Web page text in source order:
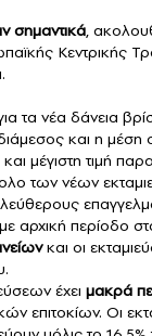
σημαντικά,
Κεντρικής
τα νέα δάνεια
και η μέση
μέγιστη τιμή
των νέων
αρχική περίοδο
και οι
έχει μακρά
επιτοκίων. Οι